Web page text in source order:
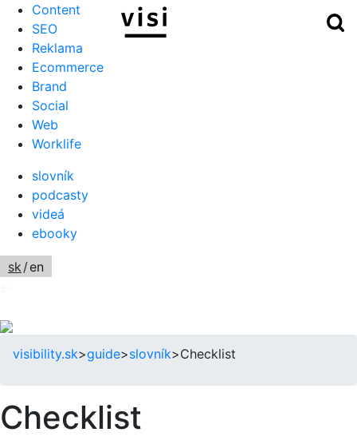
Menu
Content
SEO
Reklama
Ecommerce
Brand
Social
Web
Worklife
slovník
podcasty
videá
ebooky
sk/en
visibility.sk>guide>slovník>Checklist
Checklist